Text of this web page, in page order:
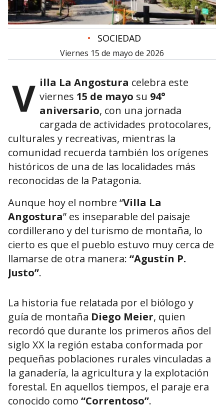
• SOCIEDAD
viernes 15 de mayo de 2026
V illa La Angostura celebra este
viernes 15 de mayo su 94°
aniversario, con una jornada
cargada de actividades protocolares,
culturales y recreativas, mientras la
comunidad recuerda también los orígenes
históricos de una de las localidades más
reconocidas de la Patagonia.
Aunque hoy el nombre “Villa La
Angostura” es inseparable del paisaje
cordillerano y del turismo de montaña, lo
cierto es que el pueblo estuvo muy cerca de
llamarse de otra manera: “Agustín P.
Justo”.
La historia fue relatada por el biólogo y
guía de montaña Diego Meier, quien
recordó que durante los primeros años del
siglo XX la región estaba conformada por
pequeñas poblaciones rurales vinculadas a
la ganadería, la agricultura y la explotación
forestal. En aquellos tiempos, el paraje era
conocido como “Correntoso”.